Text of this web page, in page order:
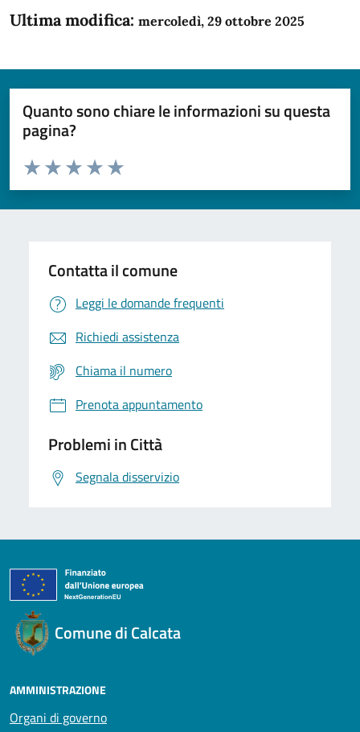
Ultima modifica: mercoledì, 29 ottobre 2025
Quanto sono chiare le informazioni su questa
pagina?
Domanda
Valuta da 1 a 5 stelle la pagina
Valuta 5 stelle su 5
Valuta 4 stelle su 5
Valuta 3 stelle su 5
Valuta 2 stelle su 5
Valuta 1 stelle su 5
Contatta il comune
Leggi le domande frequenti
Richiedi assistenza
Chiama il numero
Prenota appuntamento
Problemi in Città
Segnala disservizio
Comune di Calcata
AMMINISTRAZIONE
Organi di governo